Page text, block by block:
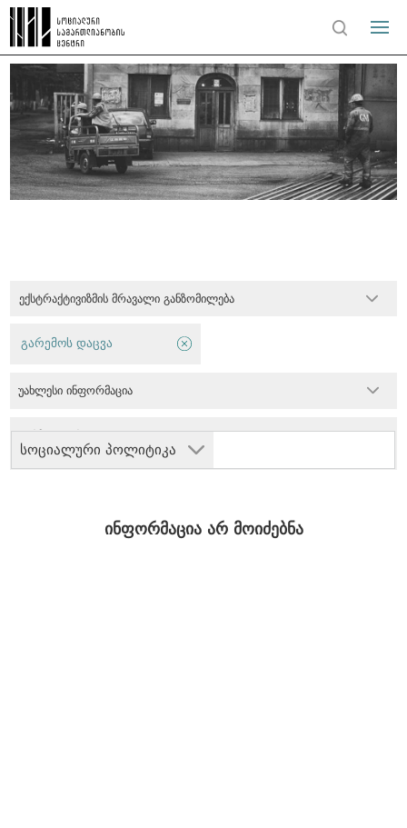
ექსტრაქტივიზმის მრავალი განზომილება
სოციალური პოლიტიკა
გარემოს დაცვა
უახლესი ინფორმაცია
ინფორმაცია არ მოიძებნა